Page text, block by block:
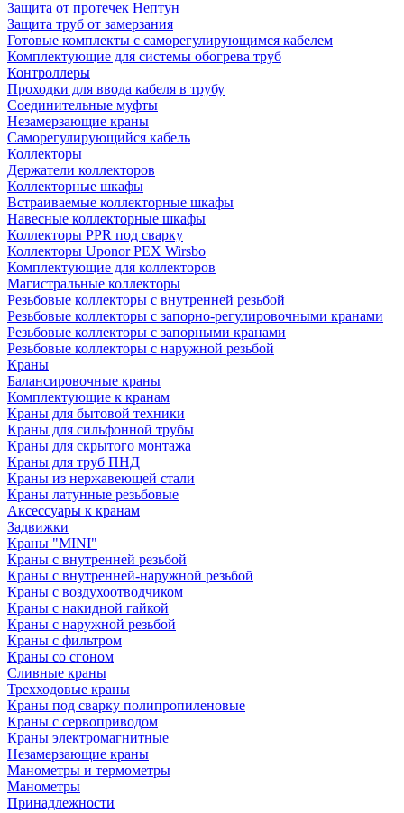
Защита от протечек Нептун
Защита труб от замерзания
Готовые комплекты с саморегулирующимся кабелем
Комплектующие для системы обогрева труб
Контроллеры
Проходки для ввода кабеля в трубу
Соединительные муфты
Незамерзающие краны
Саморегулирующийся кабель
Коллекторы
Держатели коллекторов
Коллекторные шкафы
Встраиваемые коллекторные шкафы
Навесные коллекторные шкафы
Коллекторы PPR под сварку
Коллекторы Uponor PEX Wirsbo
Комплектующие для коллекторов
Магистральные коллекторы
Резьбовые коллекторы с внутренней резьбой
Резьбовые коллекторы с запорно-регулировочными кранами
Резьбовые коллекторы с запорными кранами
Резьбовые коллекторы с наружной резьбой
Краны
Балансировочные краны
Комплектующие к кранам
Краны для бытовой техники
Краны для сильфонной трубы
Краны для скрытого монтажа
Краны для труб ПНД
Краны из нержавеющей стали
Краны латунные резьбовые
Аксессуары к кранам
Задвижки
Краны "MINI"
Краны с внутренней резьбой
Краны с внутренней-наружной резьбой
Краны с воздухоотводчиком
Краны с накидной гайкой
Краны с наружной резьбой
Краны с фильтром
Краны со сгоном
Сливные краны
Трехходовые краны
Краны под сварку полипропиленовые
Краны с сервоприводом
Краны электромагнитные
Незамерзающие краны
Манометры и термометры
Манометры
Принадлежности